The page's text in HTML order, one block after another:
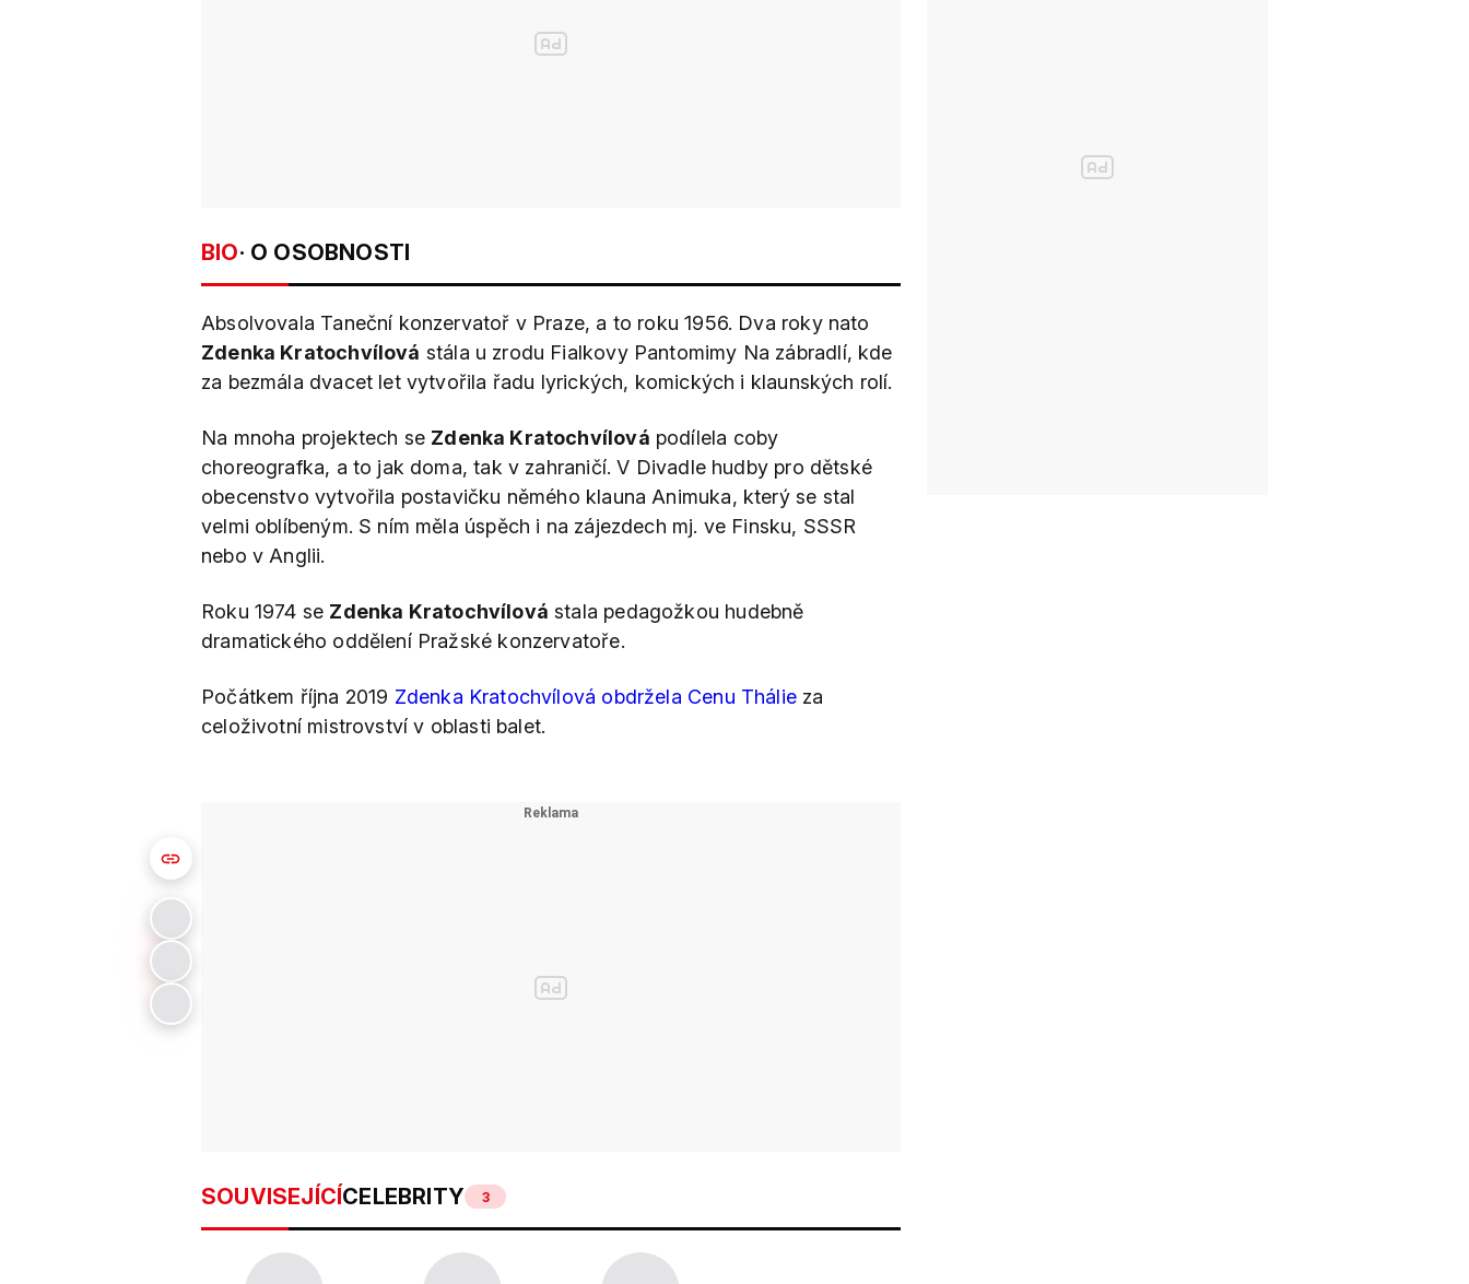
BIO· O OSOBNOSTI
Absolvovala Taneční konzervatoř v Praze, a to roku 1956. Dva roky nato
Zdenka Kratochvílová stála u zrodu Fialkovy Pantomimy Na zábradlí, kde
za bezmála dvacet let vytvořila řadu lyrických, komických i klaunských rolí.
Na mnoha projektech se Zdenka Kratochvílová podílela coby
choreografka, a to jak doma, tak v zahraničí. V Divadle hudby pro dětské
obecenstvo vytvořila postavičku němého klauna Animuka, který se stal
velmi oblíbeným. S ním měla úspěch i na zájezdech mj. ve Finsku, SSSR
nebo v Anglii.
Roku 1974 se Zdenka Kratochvílová stala pedagožkou hudebně
dramatického oddělení Pražské konzervatoře.
Počátkem října 2019 Zdenka Kratochvílová obdržela Cenu Thálie za
celoživotní mistrovství v oblasti balet.
SOUVISEJÍCÍCELEBRITY 3